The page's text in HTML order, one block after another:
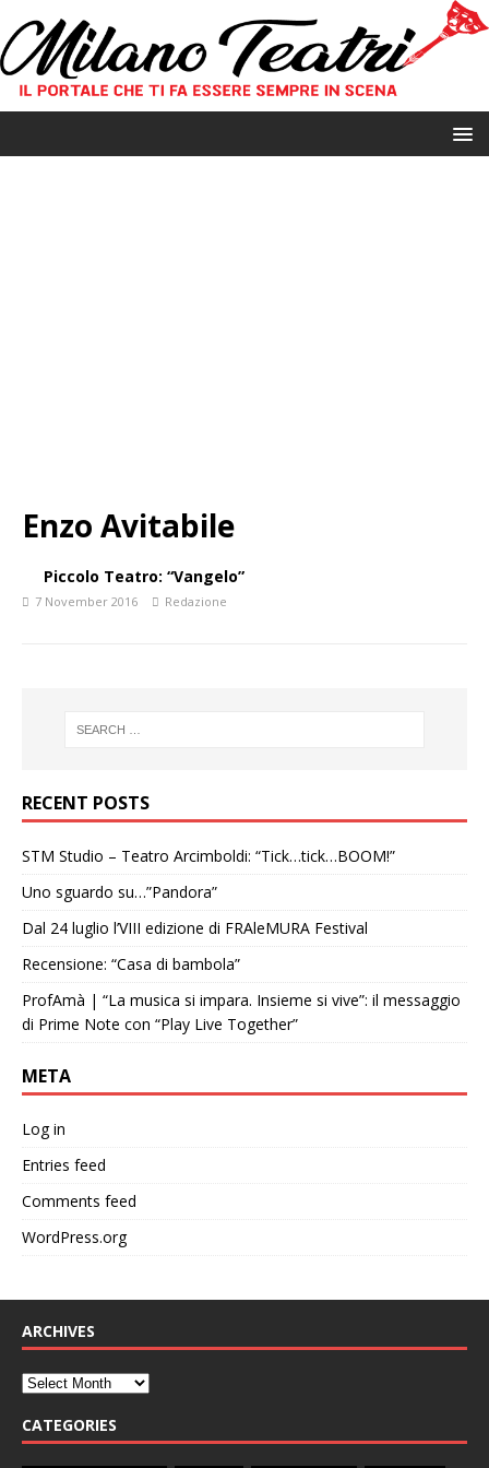
Enzo Avitabile
Piccolo Teatro: “Vangelo”
7 November 2016 Redazione
RECENT POSTS
STM Studio – Teatro Arcimboldi: “Tick…tick…BOOM!”
Uno sguardo su…”Pandora”
Dal 24 luglio l’VIII edizione di FRAleMURA Festival
Recensione: “Casa di bambola”
ProfAmà | “La musica si impara. Insieme si vive”: il messaggio
di Prime Note con “Play Live Together”
META
Log in
Entries feed
Comments feed
WordPress.org
ARCHIVES
CATEGORIES